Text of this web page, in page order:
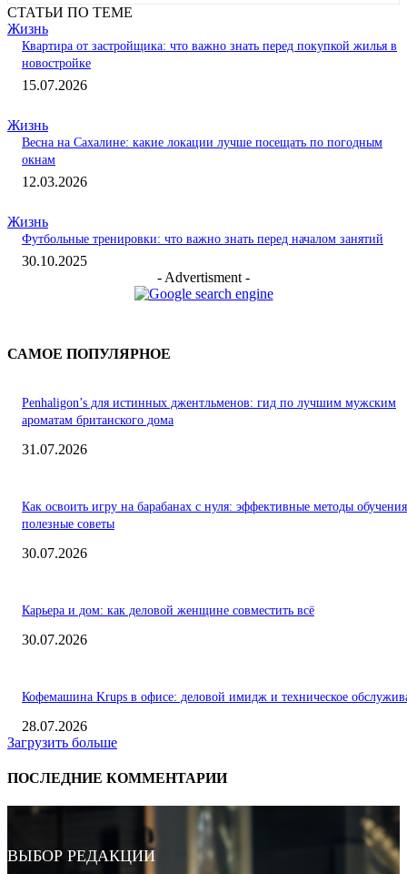
СТАТЬИ ПО ТЕМЕ
Жизнь
Квартира от застройщика: что важно знать перед покупкой жилья в
новостройке
15.07.2026
Жизнь
Весна на Сахалине: какие локации лучше посещать по погодным
окнам
12.03.2026
Жизнь
Футбольные тренировки: что важно знать перед началом занятий
30.10.2025
- Advertisment -
САМОЕ ПОПУЛЯРНОЕ
Penhaligon’s для истинных джентльменов: гид по лучшим мужским
ароматам британского дома
31.07.2026
Как освоить игру на барабанах с нуля: эффективные методы
полезные советы
30.07.2026
Карьера и дом: как деловой женщине совместить всё
30.07.2026
Кофемашина Krups в офисе: деловой имидж и техническое
28.07.2026
Загрузить больше
ПОСЛЕДНИЕ КОММЕНТАРИИ
ВЫБОР РЕДАКЦИИ